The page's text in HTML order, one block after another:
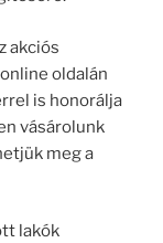
akciós
oldalán
is honorálja
vásárolunk
meg a
lakók